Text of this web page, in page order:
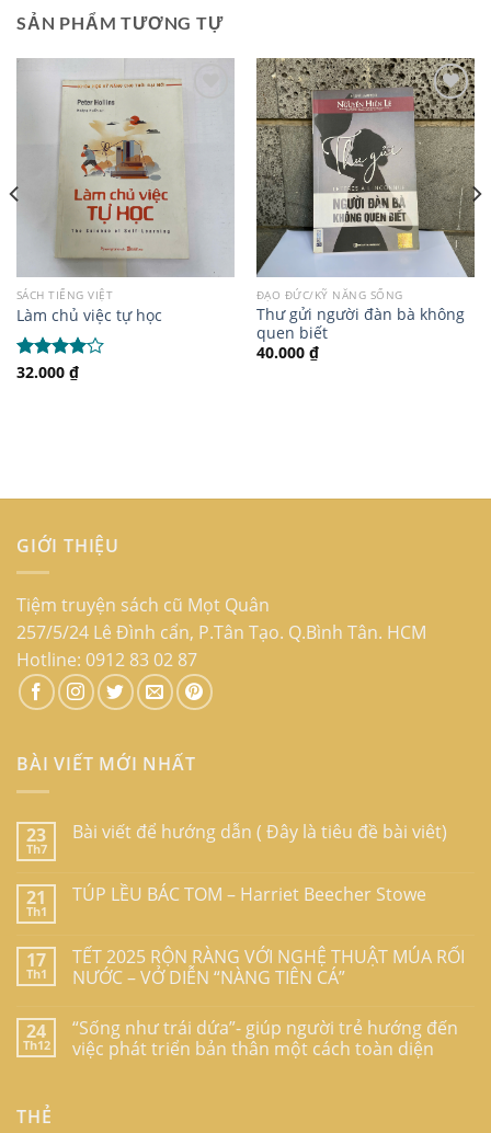
SẢN PHẨM TƯƠNG TỰ
SÁCH TIẾNG VIỆT
Làm chủ việc tự học
Được
32.000 ₫
ĐẠO ĐỨC/KỸ NĂNG SỐNG
Thư gửi người đàn bà không
quen biết
40.000 ₫
GIỚI THIỆU
Tiệm truyện sách cũ Mọt Quân
257/5/24 Lê Đình cẩn, P.Tân Tạo. Q.Bình Tân. HCM
Hotline: 0912 83 02 87
BÀI VIẾT MỚI NHẤT
23
Th7
Bài viết để hướng dẫn ( Đây là tiêu đề bài viêt)
21
Th1
TÚP LỀU BÁC TOM – Harriet Beecher Stowe
17
Th1
TẾT 2025 RỘN RÀNG VỚI NGHỆ THUẬT MÚA RỐI
NƯỚC – VỞ DIỄN “NÀNG TIÊN CÁ”
24
Th12
“Sống như trái dứa”- giúp người trẻ hướng đến
việc phát triển bản thân một cách toàn diện
THẺ